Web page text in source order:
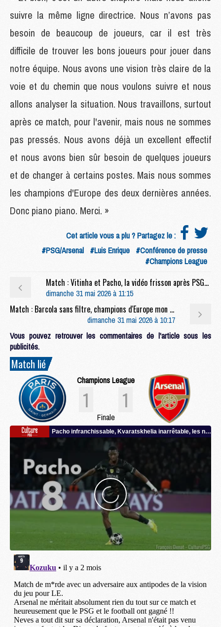
suivre la même ligne directrice. Nous n’avons pas
besoin de beaucoup de joueurs, car il est très
difficile de trouver les bons joueurs pour jouer dans
notre équipe. Nous avons une vision très claire de la
voie et du chemin que nous voulons suivre et nous
allons analyser la situation. Nous travaillons, surtout
après ce match, pour l'avenir, mais nous ne sommes
pas pressés. Nous avons déjà un excellent effectif
et nous avons bien sûr besoin de quelques joueurs
et de changer à certains postes. Mais nous sommes
les champions d'Europe des deux dernières années.
Donc piano piano. Merci. »
Cet article vous a plu ? Partagez le :
#PSG/Arsenal #Luis Enrique #Conférence de presse
#Champions League
Match : Vitinha et Pacho, la vidéo frisson après PSG/Arsenal
dimanche 31 mai 2026 à 11:15
Match : Barcola sans filtre, champions d'Europe mon frère, etc, les réactions des joueurs du PSG
dimanche 31 mai 2026 à 10:17
Vous pouvez retrouver les commentaires de l'article sous les
publicités.
Match lié
Champions League
1 1
Finale